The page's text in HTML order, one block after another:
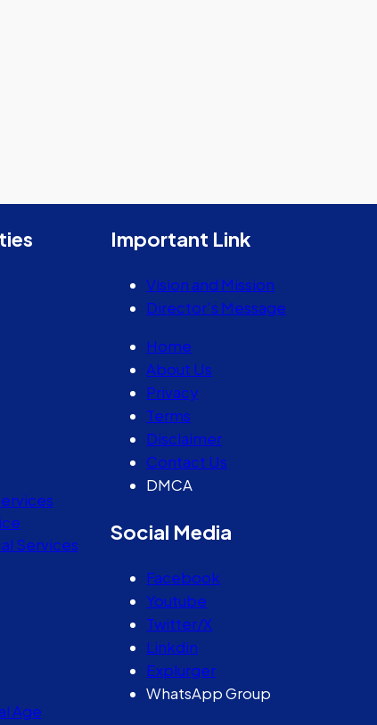
Services
Age
Important Link
Vision and Mission
Director’s Message
Home
About Us
Privacy
Terms
Disclaimer
Contact Us
DMCA
Social Media
Facebook
Youtube
Twitter/X
Linkdin
Explurger
WhatsApp Group